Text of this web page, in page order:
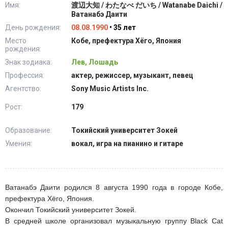
Имя:
渡辺大知 / わたなべ だいち / Watanabe Daichi /
Ватанабэ Даити
День рождения:
08.08.1990 • 35 лет
Место
рождения:
Кобе, префектура Хёго, Япония
Знак зодиака:
Лев, Лошадь
Профессия:
актер, режиссер, музыкант, певец
Агентство:
Sony Music Artists Inc.
Рост: 179
Образование:
Токийский университет Зокей
Умения:
вокал, игра на пианино и гитаре
Ватанабэ Даити родился 8 августа 1990 года в городе Кобе,
префектура Хёго, Япония.
Окончил Токийский университет Зокей.
В средней школе организовал музыкальную группу Black Cat